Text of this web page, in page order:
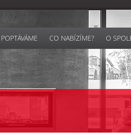
POPTÁVÁME CO NABÍZÍME? O